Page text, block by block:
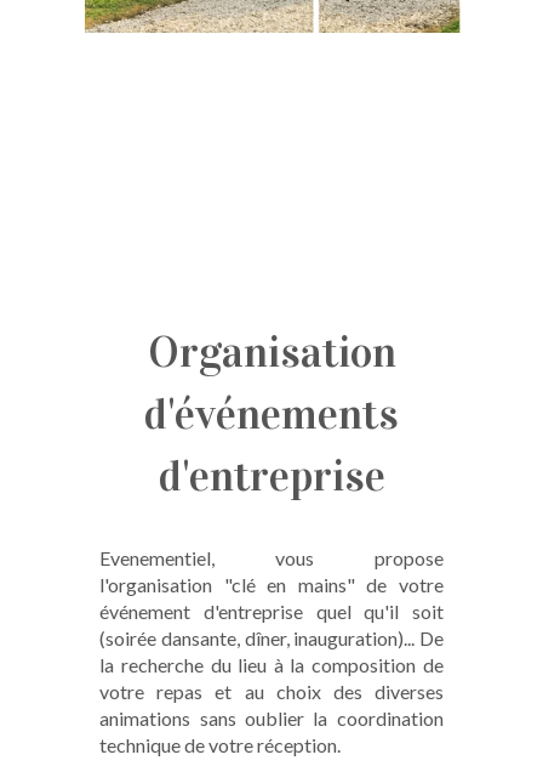
Organisation
d'événements
d'entreprise
Evenementiel, vous propose
l'organisation "clé en mains" de votre
événement d'entreprise quel qu'il soit
(soirée dansante, dîner, inauguration)... De
la recherche du lieu à la composition de
votre repas et au choix des diverses
animations sans oublier la coordination
technique de votre réception.